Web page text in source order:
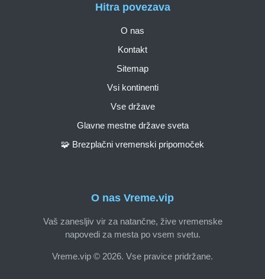
O nas Vreme.vip
Vaš zanesljiv vir za natančne, žive vremenske
napovedi za mesta po vsem svetu.
Vreme.vip © 2026. Vse pravice pridržane.
Hitra povezava
O nas
Kontakt
Sitemap
Vsi kontinenti
Vse države
Glavne mestne države sveta
🧩 Brezplačni vremenski pripomoček